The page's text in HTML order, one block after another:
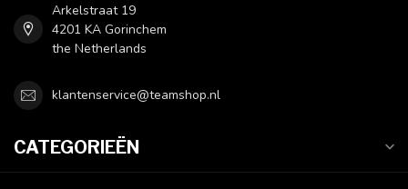
Arkelstraat 19
4201 KA Gorinchem
the Netherlands
klantenservice@teamshop.nl
CATEGORIEËN